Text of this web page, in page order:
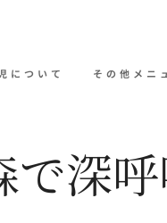
について その他メニ
で深呼